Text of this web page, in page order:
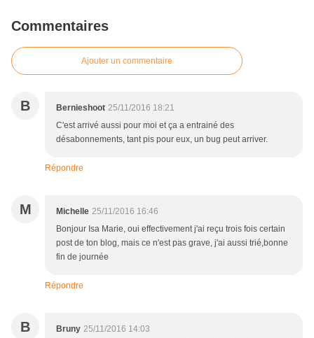
Commentaires
Ajouter un commentaire
B Bernieshoot 25/11/2016 18:21
C'est arrivé aussi pour moi et ça a entrainé des
désabonnements, tant pis pour eux, un bug peut arriver.
Répondre
M Michelle 25/11/2016 16:46
Bonjour Isa Marie, oui effectivement j'ai reçu trois fois certain
post de ton blog, mais ce n'est pas grave, j'ai aussi trié,bonne
fin de journée
Répondre
B Bruny 25/11/2016 14:03